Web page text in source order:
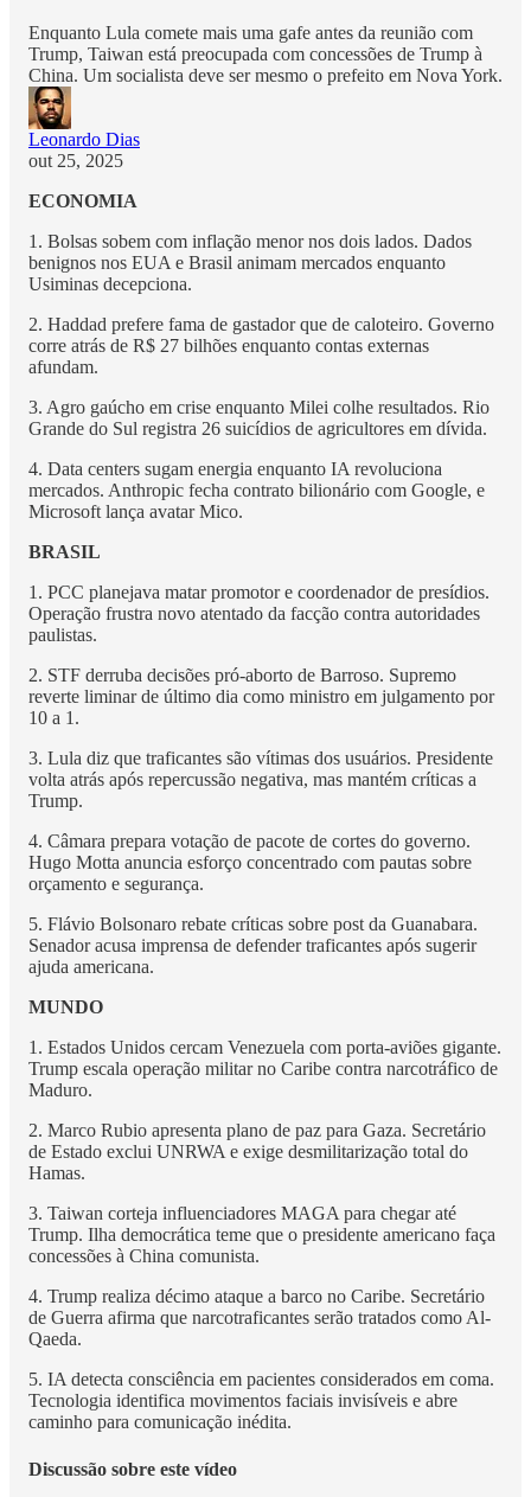
Enquanto Lula comete mais uma gafe antes da reunião com
Trump, Taiwan está preocupada com concessões de Trump à
China. Um socialista deve ser mesmo o prefeito em Nova York.
Leonardo Dias
out 25, 2025
ECONOMIA
1. Bolsas sobem com inflação menor nos dois lados. Dados
benignos nos EUA e Brasil animam mercados enquanto
Usiminas decepciona.
2. Haddad prefere fama de gastador que de caloteiro. Governo
corre atrás de R$ 27 bilhões enquanto contas externas
afundam.
3. Agro gaúcho em crise enquanto Milei colhe resultados. Rio
Grande do Sul registra 26 suicídios de agricultores em dívida.
4. Data centers sugam energia enquanto IA revoluciona
mercados. Anthropic fecha contrato bilionário com Google, e
Microsoft lança avatar Mico.
BRASIL
1. PCC planejava matar promotor e coordenador de presídios.
Operação frustra novo atentado da facção contra autoridades
paulistas.
2. STF derruba decisões pró-aborto de Barroso. Supremo
reverte liminar de último dia como ministro em julgamento por
10 a 1.
3. Lula diz que traficantes são vítimas dos usuários. Presidente
volta atrás após repercussão negativa, mas mantém críticas a
Trump.
4. Câmara prepara votação de pacote de cortes do governo.
Hugo Motta anuncia esforço concentrado com pautas sobre
orçamento e segurança.
5. Flávio Bolsonaro rebate críticas sobre post da Guanabara.
Senador acusa imprensa de defender traficantes após sugerir
ajuda americana.
MUNDO
1. Estados Unidos cercam Venezuela com porta-aviões gigante.
Trump escala operação militar no Caribe contra narcotráfico de
Maduro.
2. Marco Rubio apresenta plano de paz para Gaza. Secretário
de Estado exclui UNRWA e exige desmilitarização total do
Hamas.
3. Taiwan corteja influenciadores MAGA para chegar até
Trump. Ilha democrática teme que o presidente americano faça
concessões à China comunista.
4. Trump realiza décimo ataque a barco no Caribe. Secretário
de Guerra afirma que narcotraficantes serão tratados como Al-
Qaeda.
5. IA detecta consciência em pacientes considerados em coma.
Tecnologia identifica movimentos faciais invisíveis e abre
caminho para comunicação inédita.
Discussão sobre este vídeo